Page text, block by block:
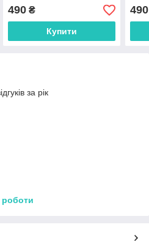
490₴
Купити
490
за рік
роботи